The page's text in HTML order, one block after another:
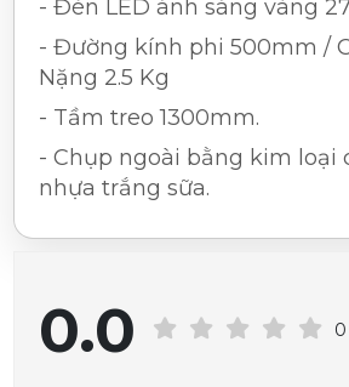
- Đèn LED ánh sáng vàng
- Đường kính phi 500mm /
Nặng 2.5 Kg
- Tầm treo 1300mm.
- Chụp ngoài bằng kim loại
nhựa trắng sữa.
0.0